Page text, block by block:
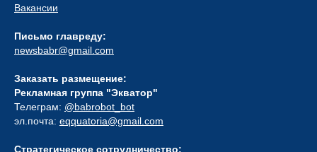
Вакансии
Письмо главреду:
newsbabr@gmail.com
Заказать размещение:
Рекламная группа "Экватор"
Телеграм: @babrobot_bot
эл.почта: eqquatoria@gmail.com
Стратегическое сотрудничество: